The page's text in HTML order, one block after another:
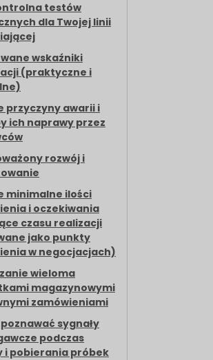
testów
dla Twojej linii
wskaźniki
(praktyczne i
przyczyny awarii i
ich naprawy przez
rozwój i
minimalne ilości
i oczekiwania
czasu realizacji
jako punkty
w negocjacjach)
wieloma
magazynowymi
zamówieniami
sygnały
podczas
i pobierania próbek